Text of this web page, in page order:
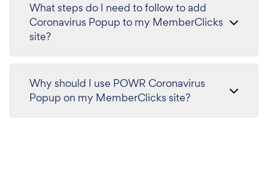
What steps do I need to follow to add
Coronavirus Popup to my MemberClicks
site?
Why should I use POWR Coronavirus
Popup on my MemberClicks site?